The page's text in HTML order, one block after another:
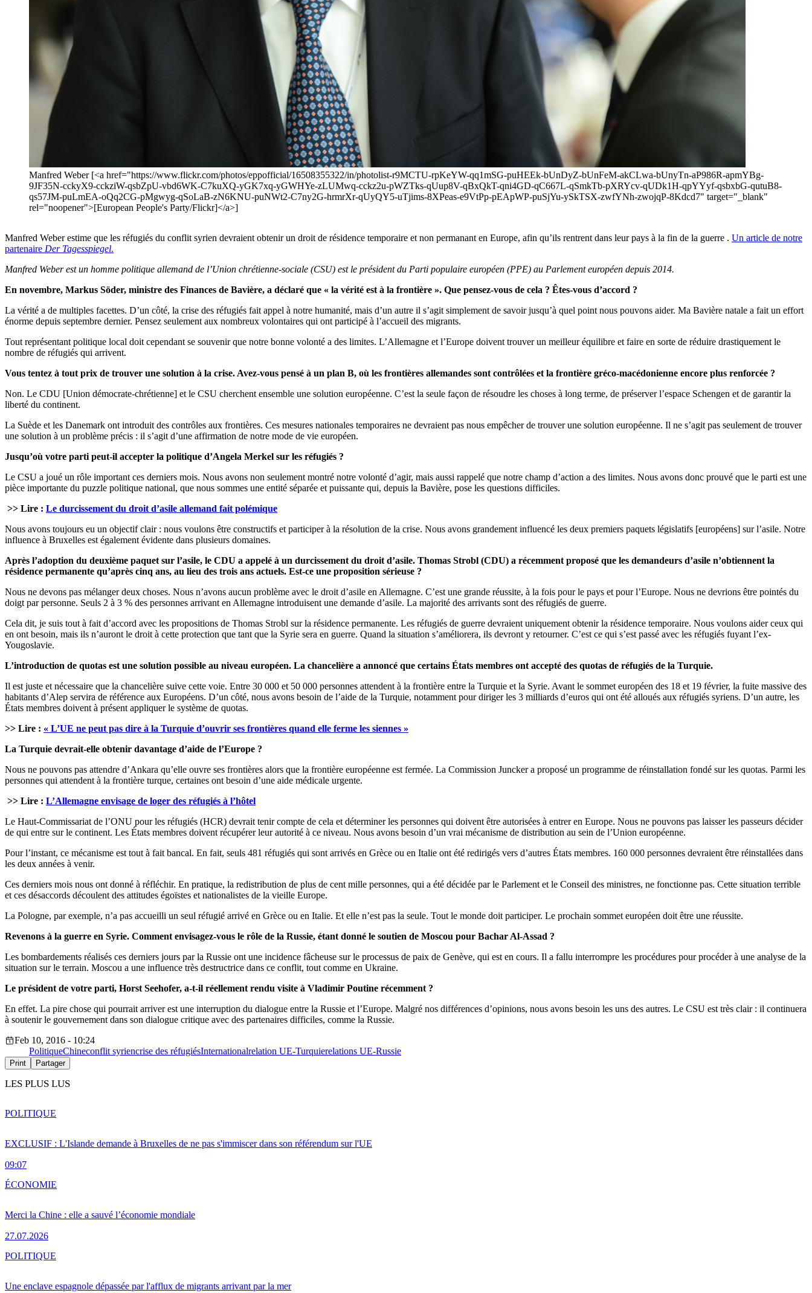
Manfred Weber [<a href="https://www.flickr.com/photos/eppofficial/16508355322/in/photolist-r9MCTU-rpKeYW-qq1mSG-puHEEk-bUnDyZ-bUnFeM-akCLwa-bUnyTn-aP986R-apmYBg-
9JF35N-cckyX9-cckziW-qsbZpU-vbd6WK-C7kuXQ-yGK7xq-yGWHYe-zLUMwq-cckz2u-pWZTks-qUup8V-qBxQkT-qni4GD-qC667L-qSmkTb-pXRYcv-qUDk1H-qpYYyf-qsbxbG-qutuB8-
qs57JM-puLmEA-oQq2CG-pMgwyg-qSoLaB-zN6KNU-puNWt2-C7ny2G-hrmrXr-qUyQY5-uTjims-8XPeas-e9VtPp-pEApWP-puSjYu-ySkTSX-zwfYNh-zwojqP-8Kdcd7" target="_blank"
rel="noopener">[European People's Party/Flickr]</a>]
Manfred Weber estime que les réfugiés du conflit syrien devraient obtenir un droit de résidence temporaire et non permanant en Europe, afin qu’ils rentrent dans leur pays à la fin de la guerre . Un article de notre
partenaire Der Tagesspiegel.
Manfred Weber est un homme politique allemand de l’Union chrétienne-sociale (CSU) est le président du Parti populaire européen (PPE) au Parlement européen depuis 2014.
En novembre, Markus Söder, ministre des Finances de Bavière, a déclaré que « la vérité est à la frontière ». Que pensez-vous de cela ? Êtes-vous d’accord ?
La vérité a de multiples facettes. D’un côté, la crise des réfugiés fait appel à notre humanité, mais d’un autre il s’agit simplement de savoir jusqu’à quel point nous pouvons aider. Ma Bavière natale a fait un effort
énorme depuis septembre dernier. Pensez seulement aux nombreux volontaires qui ont participé à l’accueil des migrants.
Tout représentant politique local doit cependant se souvenir que notre bonne volonté a des limites. L’Allemagne et l’Europe doivent trouver un meilleur équilibre et faire en sorte de réduire drastiquement le
nombre de réfugiés qui arrivent.
Vous tentez à tout prix de trouver une solution à la crise. Avez-vous pensé à un plan B, où les frontières allemandes sont contrôlées et la frontière gréco-macédonienne encore plus renforcée ?
Non. Le CDU [Union démocrate-chrétienne] et le CSU cherchent ensemble une solution européenne. C’est la seule façon de résoudre les choses à long terme, de préserver l’espace Schengen et de garantir la
liberté du continent.
La Suède et les Danemark ont introduit des contrôles aux frontières. Ces mesures nationales temporaires ne devraient pas nous empêcher de trouver une solution européenne. Il ne s’agit pas seulement de trouver
une solution à un problème précis : il s’agit d’une affirmation de notre mode de vie européen.
Jusqu’où votre parti peut-il accepter la politique d’Angela Merkel sur les réfugiés ?
Le CSU a joué un rôle important ces derniers mois. Nous avons non seulement montré notre volonté d’agir, mais aussi rappelé que notre champ d’action a des limites. Nous avons donc prouvé que le parti est une
pièce importante du puzzle politique national, que nous sommes une entité séparée et puissante qui, depuis la Bavière, pose les questions difficiles.
>> Lire : Le durcissement du droit d’asile allemand fait polémique
Nous avons toujours eu un objectif clair : nous voulons être constructifs et participer à la résolution de la crise. Nous avons grandement influencé les deux premiers paquets législatifs [européens] sur l’asile. Notre
influence à Bruxelles est également évidente dans plusieurs domaines.
Après l’adoption du deuxième paquet sur l’asile, le CDU a appelé à un durcissement du droit d’asile. Thomas Strobl (CDU) a récemment proposé que les demandeurs d’asile n’obtiennent la
résidence permanente qu’après cinq ans, au lieu des trois ans actuels. Est-ce une proposition sérieuse ?
Nous ne devons pas mélanger deux choses. Nous n’avons aucun problème avec le droit d’asile en Allemagne. C’est une grande réussite, à la fois pour le pays et pour l’Europe. Nous ne devrions être pointés du
doigt par personne. Seuls 2 à 3 % des personnes arrivant en Allemagne introduisent une demande d’asile. La majorité des arrivants sont des réfugiés de guerre.
Cela dit, je suis tout à fait d’accord avec les propositions de Thomas Strobl sur la résidence permanente. Les réfugiés de guerre devraient uniquement obtenir la résidence temporaire. Nous voulons aider ceux qui
en ont besoin, mais ils n’auront le droit à cette protection que tant que la Syrie sera en guerre. Quand la situation s’améliorera, ils devront y retourner. C’est ce qui s’est passé avec les réfugiés fuyant l’ex-
Yougoslavie.
L’introduction de quotas est une solution possible au niveau européen. La chancelière a annoncé que certains États membres ont accepté des quotas de réfugiés de la Turquie.
Il est juste et nécessaire que la chancelière suive cette voie. Entre 30 000 et 50 000 personnes attendent à la frontière entre la Turquie et la Syrie. Avant le sommet européen des 18 et 19 février, la fuite massive des
habitants d’Alep servira de référence aux Européens. D’un côté, nous avons besoin de l’aide de la Turquie, notamment pour diriger les 3 milliards d’euros qui ont été alloués aux réfugiés syriens. D’un autre, les
États membres doivent à présent appliquer le système de quotas.
>> Lire : « L’UE ne peut pas dire à la Turquie d’ouvrir ses frontières quand elle ferme les siennes »
La Turquie devrait-elle obtenir davantage d’aide de l’Europe ?
Nous ne pouvons pas attendre d’Ankara qu’elle ouvre ses frontières alors que la frontière européenne est fermée. La Commission Juncker a proposé un programme de réinstallation fondé sur les quotas. Parmi les
personnes qui attendent à la frontière turque, certaines ont besoin d’une aide médicale urgente.
>> Lire : L’Allemagne envisage de loger des réfugiés à l’hôtel
Le Haut-Commissariat de l’ONU pour les réfugiés (HCR) devrait tenir compte de cela et déterminer les personnes qui doivent être autorisées à entrer en Europe. Nous ne pouvons pas laisser les passeurs décider
de qui entre sur le continent. Les États membres doivent récupérer leur autorité à ce niveau. Nous avons besoin d’un vrai mécanisme de distribution au sein de l’Union européenne.
Pour l’instant, ce mécanisme est tout à fait bancal. En fait, seuls 481 réfugiés qui sont arrivés en Grèce ou en Italie ont été redirigés vers d’autres États membres. 160 000 personnes devraient être réinstallées dans
les deux années à venir.
Ces derniers mois nous ont donné à réfléchir. En pratique, la redistribution de plus de cent mille personnes, qui a été décidée par le Parlement et le Conseil des ministres, ne fonctionne pas. Cette situation terrible
et ces désaccords découlent des attitudes égoïstes et nationalistes de la vieille Europe.
La Pologne, par exemple, n’a pas accueilli un seul réfugié arrivé en Grèce ou en Italie. Et elle n’est pas la seule. Tout le monde doit participer. Le prochain sommet européen doit être une réussite.
Revenons à la guerre en Syrie. Comment envisagez-vous le rôle de la Russie, étant donné le soutien de Moscou pour Bachar Al-Assad ?
Les bombardements réalisés ces derniers jours par la Russie ont une incidence fâcheuse sur le processus de paix de Genève, qui est en cours. Il a fallu interrompre les procédures pour procéder à une analyse de la
situation sur le terrain. Moscou a une influence très destructrice dans ce conflit, tout comme en Ukraine.
Le président de votre parti, Horst Seehofer, a-t-il réellement rendu visite à Vladimir Poutine récemment ?
En effet. La pire chose qui pourrait arriver est une interruption du dialogue entre la Russie et l’Europe. Malgré nos différences d’opinions, nous avons besoin les uns des autres. Le CSU est très clair : il continuera
à soutenir le gouvernement dans son dialogue critique avec des partenaires difficiles, comme la Russie.
Feb 10, 2016 - 10:24
PolitiqueChineconflit syriencrise des réfugiésInternationalrelation UE-Turquierelations UE-Russie
Print Partager
LES PLUS LUS
EXCLUSIF : L'Islande demande à Bruxelles de ne pas s'immiscer dans son référendum sur l'UE
09:07
POLITIQUE
Merci la Chine : elle a sauvé l’économie mondiale
27.07.2026
ÉCONOMIE
Une enclave espagnole dépassée par l'afflux de migrants arrivant par la mer
POLITIQUE